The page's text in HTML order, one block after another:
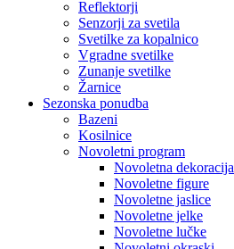
Reflektorji
Senzorji za svetila
Svetilke za kopalnico
Vgradne svetilke
Zunanje svetilke
Žarnice
Sezonska ponudba
Bazeni
Kosilnice
Novoletni program
Novoletna dekoracija
Novoletne figure
Novoletne jaslice
Novoletne jelke
Novoletne lučke